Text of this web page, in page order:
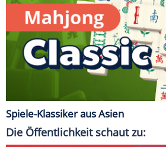
Spiele-Klassiker aus Asien
Die Öffentlichkeit schaut zu: